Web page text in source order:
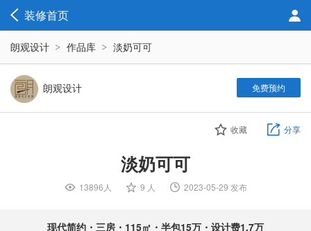
装修首页
朗观设计 作品库 淡奶可可
朗观设计 免费预约
收藏 分享
淡奶可可
 13896人  9 人  2023-05-29 发布
现代简约・三房・115㎡・半包15万・设计费1.7万